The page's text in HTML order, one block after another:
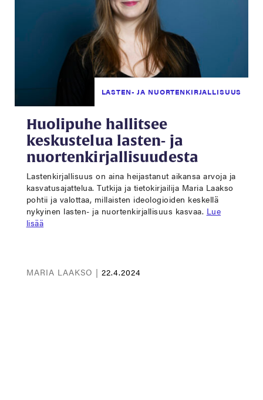
LASTEN- JA NUORTENKIRJALLISUUS
Huolipuhe hallitsee
keskustelua lasten- ja
nuortenkirjallisuudesta
Lastenkirjallisuus on aina heijastanut aikansa arvoja ja
kasvatusajattelua. Tutkija ja tietokirjailija Maria Laakso
pohtii ja valottaa, millaisten ideologioiden keskellä
nykyinen lasten- ja nuortenkirjallisuus kasvaa. Lue
lisää
MARIA LAAKSO | 22.4.2024